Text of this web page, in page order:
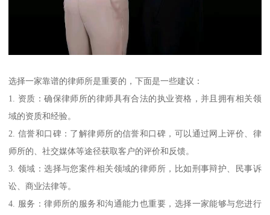
选择一家靠谱的律师所是重要的，下面是一些建议：
1. 资质：确保律师所的律师具有合法的执业资格，并且拥有相关领
域的资质和经验。
2. 信誉和口碑：了解律师所的信誉和口碑，可以通过网上评价、律
师所的、社交媒体等途径获取客户的评价和反馈。
3. 领域：选择与您案件相关领域的律师所，比如刑事辩护、民事诉
讼、商业法律等。
4. 服务：律师所的服务和沟通能力也重要，选择一家能够与您进行